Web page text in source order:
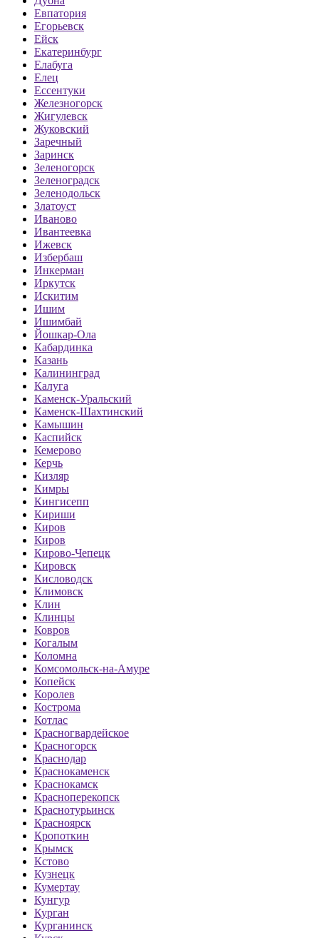
Евпатория
Егорьевск
Ейск
Екатеринбург
Елабуга
Елец
Ессентуки
Железногорск
Жигулевск
Жуковский
Заречный
Заринск
Зеленогорск
Зеленоградск
Зеленодольск
Златоуст
Иваново
Ивантеевка
Ижевск
Избербаш
Инкерман
Иркутск
Искитим
Ишим
Ишимбай
Йошкар-Ола
Кабардинка
Казань
Калининград
Калуга
Каменск-Уральский
Каменск-Шахтинский
Камышин
Каспийск
Кемерово
Керчь
Кизляр
Кимры
Кингисепп
Кириши
Киров
Киров
Кирово-Чепецк
Кировск
Кисловодск
Климовск
Клин
Клинцы
Ковров
Когалым
Коломна
Комсомольск-на-Амуре
Копейск
Королев
Кострома
Котлас
Красногвардейское
Красногорск
Краснодар
Краснокаменск
Краснокамск
Красноперекопск
Краснотурьинск
Красноярск
Кропоткин
Крымск
Кстово
Кузнецк
Кумертау
Кунгур
Курган
Курганинск